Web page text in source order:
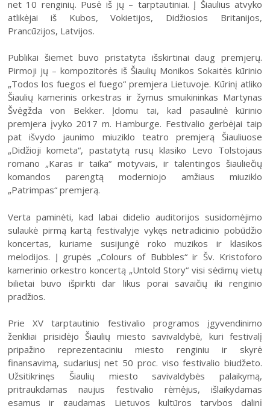
2024 (XXI festivalis)
2023 (XX festivalis)
2021 (XVIII festivalis)
2020 (XVII festivalis)
2019 (XVI festivalis)
2018 (XV festivalis)
2004–2017 m. festivalis
net 10 renginių. Pusė iš jų – tarptautiniai. Į Šiaulius atvyko
atlikėjai iš Kubos, Vokietijos, Didžiosios Britanijos,
Prancūzijos, Latvijos.
Publikai šiemet buvo pristatyta išskirtinai daug premjerų.
Pirmoji jų – kompozitorės iš Šiaulių Monikos Sokaitės kūrinio
„Todos los fuegos el fuego“ premjera Lietuvoje. Kūrinį atliko
Šiaulių kamerinis orkestras ir žymus smuikininkas Martynas
Švėgžda von Bekker. Įdomu tai, kad pasaulinė kūrinio
premjera įvyko 2017 m. Hamburge. Festivalio gerbėjai taip
pat išvydo jaunimo miuziklo teatro premjerą Šiauliuose
„Didžioji kometa“, pastatytą rusų klasiko Levo Tolstojaus
romano „Karas ir taika“ motyvais, ir talentingos šiauliečių
komandos parengtą moderniojo amžiaus miuziklo
„Patrimpas“ premjerą.
Verta paminėti, kad labai didelio auditorijos susidomėjimo
sulaukė pirmą kartą festivalyje vykęs netradicinio pobūdžio
koncertas, kuriame susijungė roko muzikos ir klasikos
melodijos. Į grupės „Colours of Bubbles“ ir Šv. Kristoforo
kamerinio orkestro koncertą „Untold Story“ visi sėdimų vietų
bilietai buvo išpirkti dar likus porai savaičių iki renginio
pradžios.
Prie XV tarptautinio festivalio programos įgyvendinimo
ženkliai prisidėjo Šiaulių miesto savivaldybė, kuri festivalį
pripažino reprezentaciniu miesto renginiu ir skyrė
finansavimą, sudariusį net 50 proc. viso festivalio biudžeto.
Užsitikrinęs Šiaulių miesto savivaldybės palaikymą,
pritraukdamas naujus festivalio rėmėjus, išlaikydamas
esamus ir gaudamas Lietuvos kultūros tarybos dalinį